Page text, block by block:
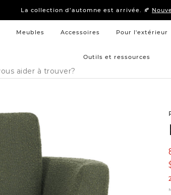
La collection d’automne est arrivée. 🍂
15 % –Literieetmobilier de chambre à
La collection d’automne est arrivée. 🍂
Meubles Accessoires Pour l'extérieur
Outils et ressources